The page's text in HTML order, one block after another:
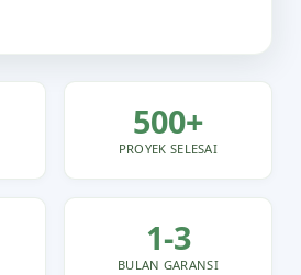
500+
PROYEK SELESAI
1-3
BULAN GARANSI